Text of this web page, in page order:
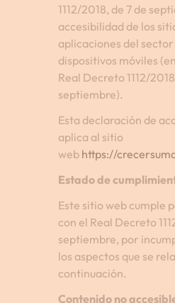
1112/2018, de 7 de
accesibilidad de los
aplicaciones del
dispositivos móviles
Real Decreto 1112/
septiembre).
Esta declaración de
aplica al sitio
web https://
Estado de
Este sitio web cumple
con el Real Decreto
septiembre, por
los aspectos que se
continuación.
Contenido no